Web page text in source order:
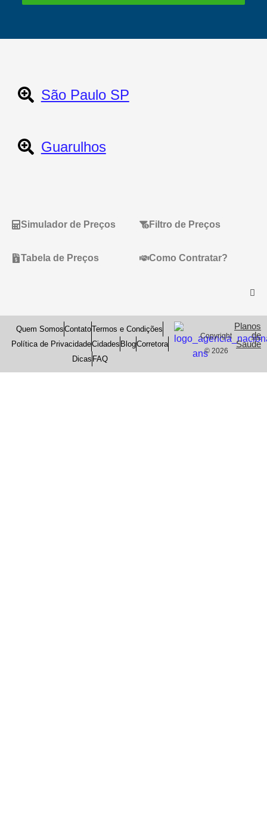
São Paulo SP
Guarulhos
Simulador de Preços Filtro de Preços
Tabela de Preços Como Contratar?
Quem SomosContatoTermos e Condições
Política de PrivacidadeCidades BlogCorretora
Dicas FAQ
Copyright
© 2026
Planos
de
Saude